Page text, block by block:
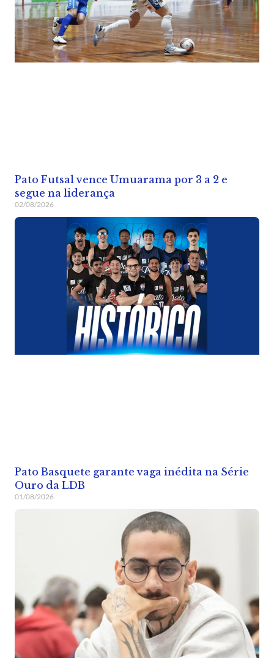
Pato Futsal vence Umuarama por 3 a 2 e
segue na liderança
02/08/2026
Pato Basquete garante vaga inédita na Série
Ouro da LDB
01/08/2026